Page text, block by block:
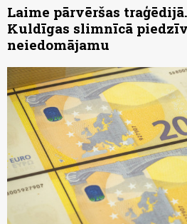
Laime pārvēršas
Kuldīgas slimnīcā
neiedomājamu